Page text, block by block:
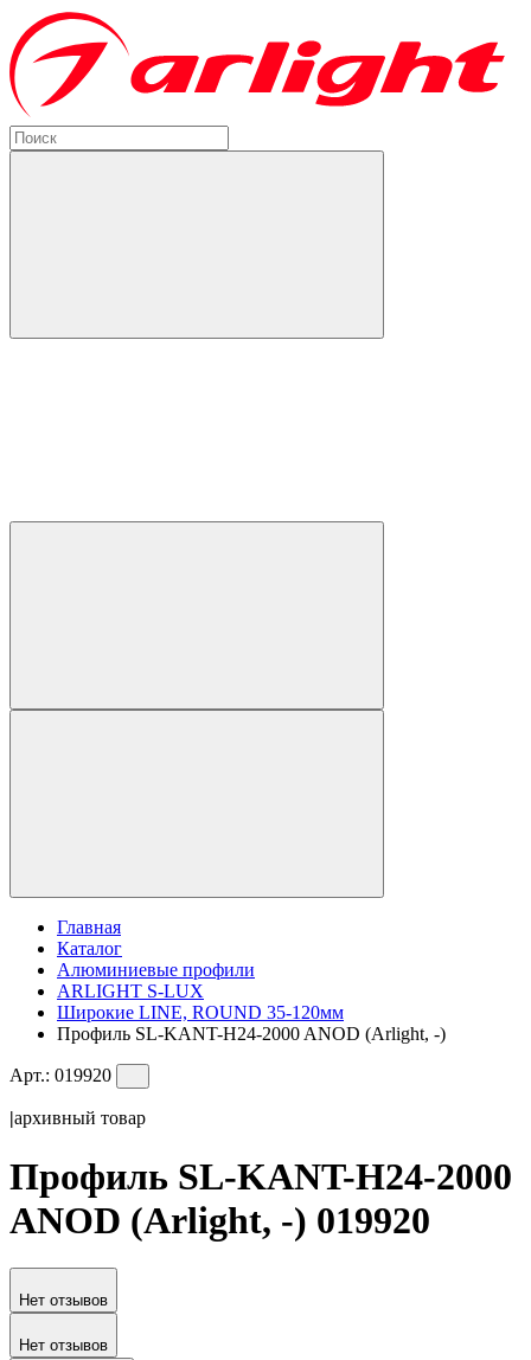
Главная
Каталог
Алюминиевые профили
ARLIGHT S-LUX
Широкие LINE, ROUND 35-120мм
Профиль SL-KANT-H24-2000 ANOD (Arlight, -)
Арт.: 019920
|архивный товар
Профиль SL-KANT-H24-2000
ANOD (Arlight, -) 019920
Нет отзывов
Нет отзывов